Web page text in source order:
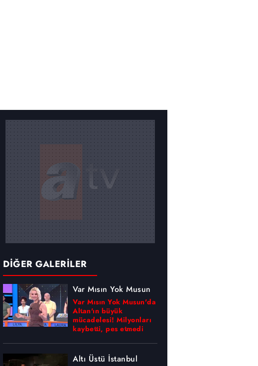
DİĞER GALERİLER
Var Mısın Yok Musun
Var Mısın Yok Musun'da
Altan'ın büyük
mücadelesi! Milyonları
kaybetti, pes etmedi
Altı Üstü İstanbul